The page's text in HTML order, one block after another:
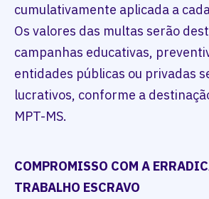
cumulativamente aplicada a
Os valores das multas serão
campanhas educativas,
entidades públicas ou privadas
lucrativos, conforme a
MPT-MS.
COMPROMISSO COM A
TRABALHO ESCRAVO